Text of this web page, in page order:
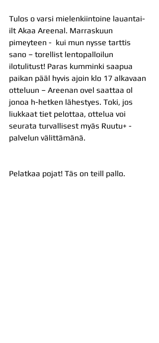
Tulos o varsi mielenkiintoine lauantai-
ilt Akaa Areenal. Marraskuun
pimeyteen -  kui mun nysse tarttis
sano – torellist lentopalloilun
ilotulitust! Paras kumminki saapua
paikan pääl hyvis ajoin klo 17 alkavaan
otteluun – Areenan ovel saattaa ol
jonoa h-hetken lähestyes. Toki, jos
liukkaat tiet pelottaa, ottelua voi
seurata turvallisest myäs Ruutu+ -
palvelun välittämänä.
Pelatkaa pojat! Täs on teill pallo.